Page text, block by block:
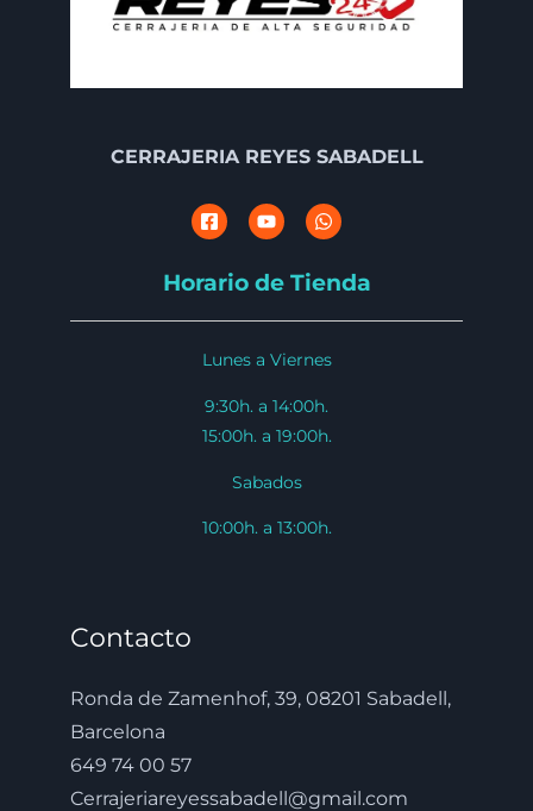
CERRAJERIA REYES SABADELL
Horario de Tienda
Lunes a Viernes
9:30h. a 14:00h.
15:00h. a 19:00h.
Sabados
10:00h. a 13:00h.
Contacto
Ronda de Zamenhof, 39, 08201 Sabadell,
Barcelona
649 74 00 57
Cerrajeriareyessabadell@gmail.com